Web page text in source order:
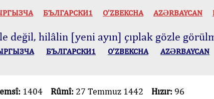
БЪЛГАРСКИ1 O’ZBEKCHA AZӘRBAYCAN
değil, hilâlin [yeni ayın] çıplak gözle
БЪЛГАРСКИ1 O’ZBEKCHA AZӘRBAYCAN
1404 Rûmî: 27 Temmuz 1442 Hızır: 96